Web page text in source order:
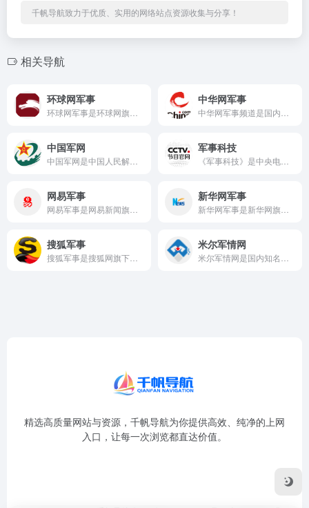
千帆导航致力于优质、实用的网络站点资源收集与分享！
相关导航
环球网军事 中华网军事
中国军网 军事科技
网易军事 新华网军事
搜狐军事 米尔军情网
精选高质量网站与资源，千帆导航为你提供高效、纯净的上网
入口，让每一次浏览都直达价值。